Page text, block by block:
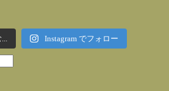
Instagram でフォロー